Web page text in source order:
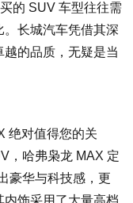
的 SUV 车型往往需
长城汽车凭借其深
的品质，无疑是当
绝对值得您的关
，哈弗枭龙 MAX 定
豪华与科技感，更